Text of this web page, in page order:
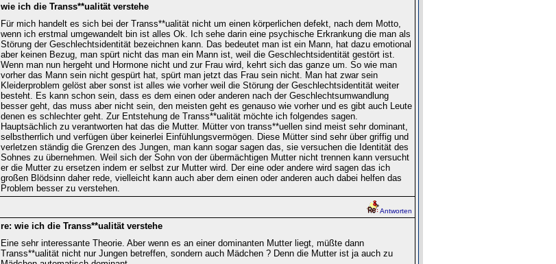
wie ich die Transs**ualität verstehe
Für mich handelt es sich bei der Transs**ualität nicht um einen körperlichen defekt, nach dem Motto,
wenn ich erstmal umgewandelt bin ist alles Ok. Ich sehe darin eine psychische Erkrankung die man als
Störung der Geschlechtsidentität bezeichnen kann. Das bedeutet man ist ein Mann, hat dazu emotional
aber keinen Bezug, man spürt nicht das man ein Mann ist, weil die Geschlechtsidentität gestört ist.
Wenn man nun hergeht und Hormone nicht und zur Frau wird, kehrt sich das ganze um. So wie man
vorher das Mann sein nicht gespürt hat, spürt man jetzt das Frau sein nicht. Man hat zwar sein
Kleiderproblem gelöst aber sonst ist alles wie vorher weil die Störung der Geschlechtsidentität weiter
besteht. Es kann schon sein, dass es dem einen oder anderen nach der Geschlechtsumwandlung
besser geht, das muss aber nicht sein, den meisten geht es genauso wie vorher und es gibt auch Leute
denen es schlechter geht. Zur Entstehung de Transs**ualität möchte ich folgendes sagen.
Hauptsächlich zu verantworten hat das die Mutter. Mütter von transs**uellen sind meist sehr dominant,
selbstherrlich und verfügen über keinerlei Einfühlungsvermögen. Diese Mütter sind sehr über griffig und
verletzen ständig die Grenzen des Jungen, man kann sogar sagen das, sie versuchen die Identität des
Sohnes zu übernehmen. Weil sich der Sohn von der übermächtigen Mutter nicht trennen kann versucht
er die Mutter zu ersetzen indem er selbst zur Mutter wird. Der eine oder andere wird sagen das ich
großen Blödsinn daher rede, vielleicht kann auch aber dem einen oder anderen auch dabei helfen das
Problem besser zu verstehen.
Antworten
re: wie ich die Transs**ualität verstehe
Eine sehr interessante Theorie. Aber wenn es an einer dominanten Mutter liegt, müßte dann
Transs**ualität nicht nur Jungen betreffen, sondern auch Mädchen ? Denn die Mutter ist ja auch zu